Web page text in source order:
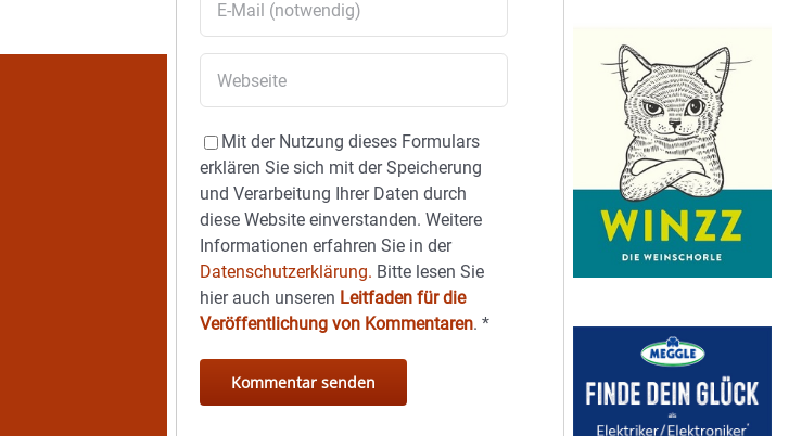
Mit der Nutzung dieses Formulars
erklären Sie sich mit der Speicherung
und Verarbeitung Ihrer Daten durch
diese Website einverstanden. Weitere
Informationen erfahren Sie in der
Datenschutzerklärung. Bitte lesen Sie
hier auch unseren Leitfaden für die
Veröffentlichung von Kommentaren.*